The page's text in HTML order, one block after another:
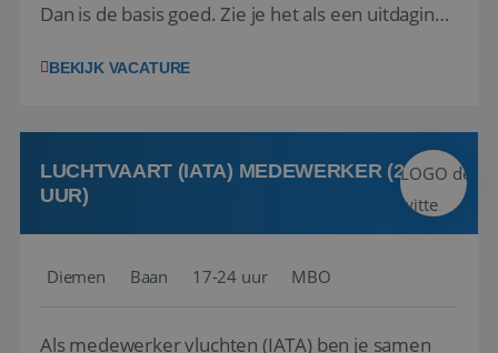
Dan is de basis goed. Zie je het als een uitdaging
het samenstellen en boeken van de perfecte
deze onderdelen zijn nu samen gevoegd...
BEKIJK VACATURE
LUCHTVAART (IATA) MEDEWERKER (24-32
UUR)
Diemen Baan 17-24 uur MBO
Als medewerker vluchten (IATA) ben je samen